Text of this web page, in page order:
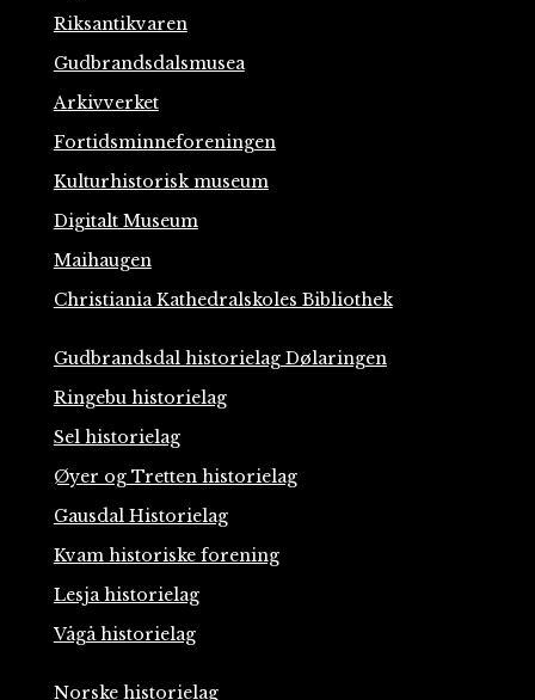
Riksantikvaren
Gudbrandsdalsmusea
Arkivverket
Fortidsminneforeningen
Kulturhistorisk museum
Digitalt Museum
Maihaugen
Christiania Kathedralskoles Bibliothek
Gudbrandsdal historielag Dølaringen
Ringebu historielag
Sel historielag
Øyer og Tretten historielag
Gausdal Historielag
Kvam historiske forening
Lesja historielag
Vågå historielag
Norske historielag